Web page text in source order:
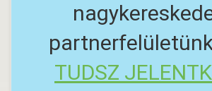
TUDSZ